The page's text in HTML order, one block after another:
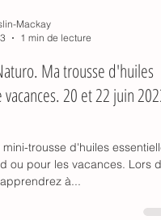
Mackay
1 min de lecture
Ma trousse d'huiles
20 et 22 juin 2023
trousse d'huiles